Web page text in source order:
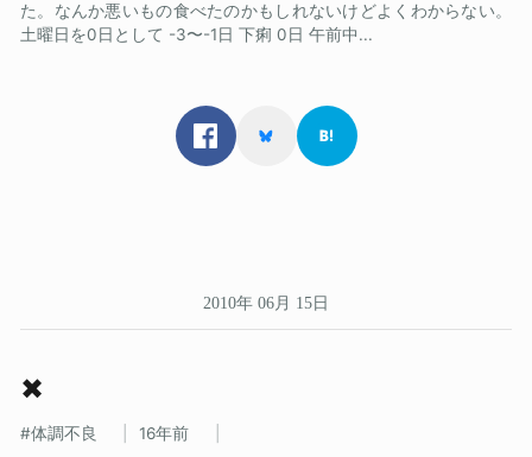
た。なんか悪いもの食べたのかもしれないけどよくわからない。
土曜日を0日として -3〜-1日 下痢 0日 午前中...
2010年 06月 15日
✖
体調不良 16年前